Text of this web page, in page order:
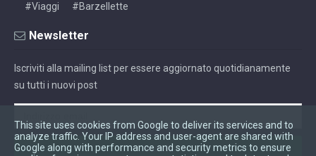
#Viaggi
#Barzellette
Newsletter
Iscriviti alla mailing list per essere aggiornato quotidianamente
su tutti i nuovi post
This site uses cookies from Google to deliver its services and to
analyze traffic. Your IP address and user-agent are shared with
Google along with performance and security metrics to ensure